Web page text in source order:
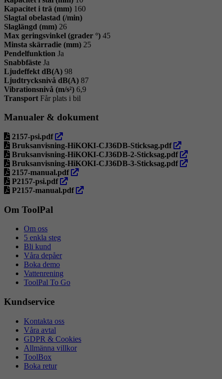
Kapacitet i trä (mm) 160
Slagtal obelastad (/min)
Slaglängd (mm) 26
Max geringsvinkel (grader °) 45
Minsta skärradie (mm) 25
Pendelfunktion Ja
Snabbfäste Ja
Ljudeffekt dB(A) 98
Ljudtrycksnivå dB(A) 87
Vibrationsnivå (m/s²) 6,9
Transport Får plats i bil
Manualer & dokument
2157-psi.pdf öppna
i
ny
flik
Bruksanvisning-HiKOKI-CJ36DB-Sticksag.pdf öppna
i
ny
Bruksanvisning-HiKOKI-CJ36DB-2-Sticksag.pdf öppna
i
Bruksanvisning-HiKOKI-CJ36DB-3-Sticksag.pdf öppna
2157-manual.pdf öppna
ny
P2157-psi.pdf öppna
i
P2157-manual.pdf öppna
Om ToolPal
Om oss
5 enkla steg
Bli kund
Våra depåer
Boka demo
Vattenrening
ToolPal To Go
Kundservice
Kontakta oss
Våra avtal
GDPR & Cookies
Allmänna villkor
ToolBox
Boka retur